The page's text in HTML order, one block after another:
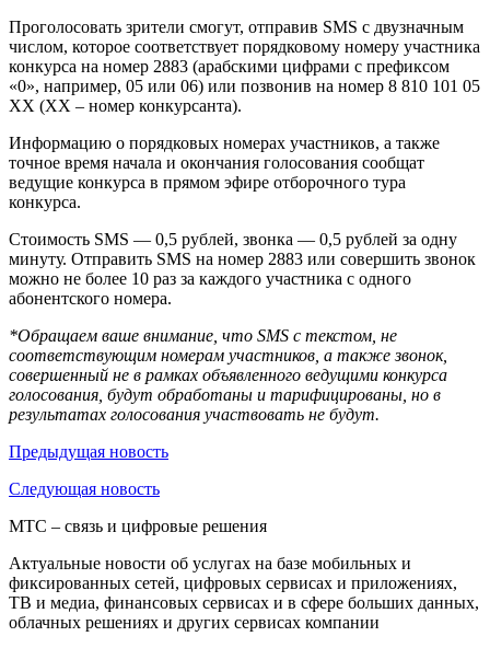
Проголосовать зрители смогут, отправив SMS с двузначным
числом, которое соответствует порядковому номеру участника
конкурса на номер 2883 (арабскими цифрами с префиксом
«0», например, 05 или 06) или позвонив на номер 8 810 101 05
XX (ХХ – номер конкурсанта).
Информацию о порядковых номерах участников, а также
точное время начала и окончания голосования сообщат
ведущие конкурса в прямом эфире отборочного тура
конкурса.
Стоимость SMS — 0,5 рублей, звонка — 0,5 рублей за одну
минуту. Отправить SMS на номер 2883 или совершить звонок
можно не более 10 раз за каждого участника с одного
абонентского номера.
*Обращаем ваше внимание, что SMS с текстом, не
соответствующим номерам участников, а также звонок,
совершенный не в рамках объявленного ведущими конкурса
голосования, будут обработаны и тарифицированы, но в
результатах голосования участвовать не будут.
Предыдущая новость
Следующая новость
МТС – связь и цифровые решения
Актуальные новости об услугах на базе мобильных и
фиксированных сетей, цифровых сервисах и приложениях,
ТВ и медиа, финансовых сервисах и в сфере больших данных,
облачных решениях и других сервисах компании